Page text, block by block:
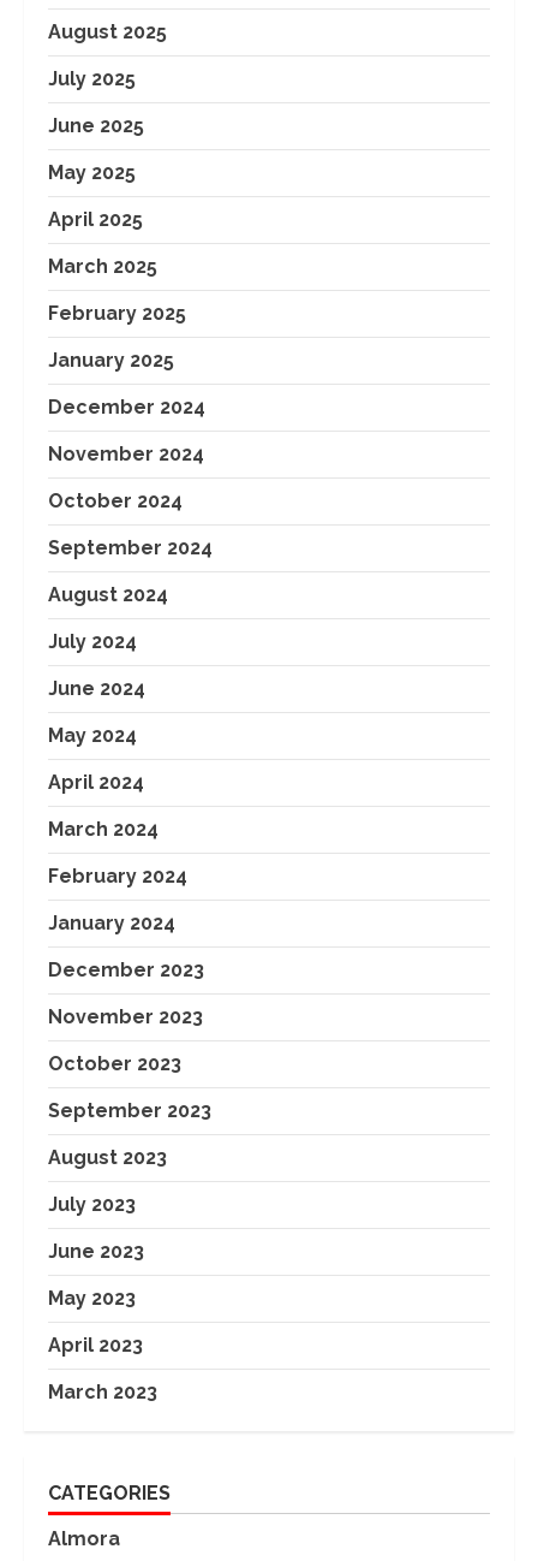
August 2025
July 2025
June 2025
May 2025
April 2025
March 2025
February 2025
January 2025
December 2024
November 2024
October 2024
September 2024
August 2024
July 2024
June 2024
May 2024
April 2024
March 2024
February 2024
January 2024
December 2023
November 2023
October 2023
September 2023
August 2023
July 2023
June 2023
May 2023
April 2023
March 2023
CATEGORIES
Almora